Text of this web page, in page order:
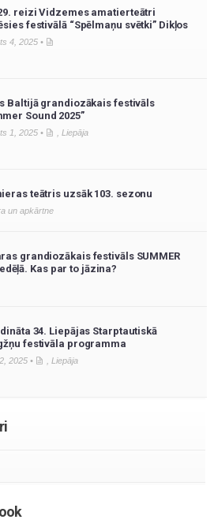
reizi Vidzemes amatierteātri
festivālā “Spēlmaņu svētki” Dikļos
4, 2025 •
Baltijā grandiozākais festivāls
Sound 2025”
1, 2025 • Liepāja
teātris uzsāk 103. sezonu
un apkārtne
grandiozākais festivāls SUMMER
Kas par to jāzina?
34. Liepājas Starptautiskā
festivāla programma
2025 • Liepāja